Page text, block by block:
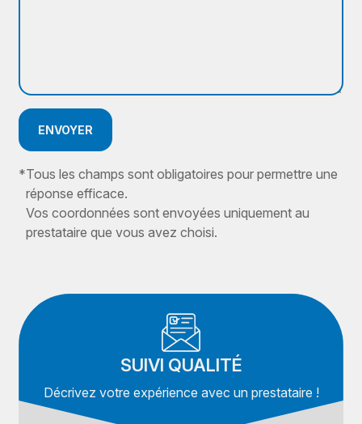
ENVOYER
*Tous les champs sont obligatoires pour permettre une
réponse efficace.
Vos coordonnées sont envoyées uniquement au
prestataire que vous avez choisi.
SUIVI QUALITÉ
Décrivez votre expérience avec un prestataire !